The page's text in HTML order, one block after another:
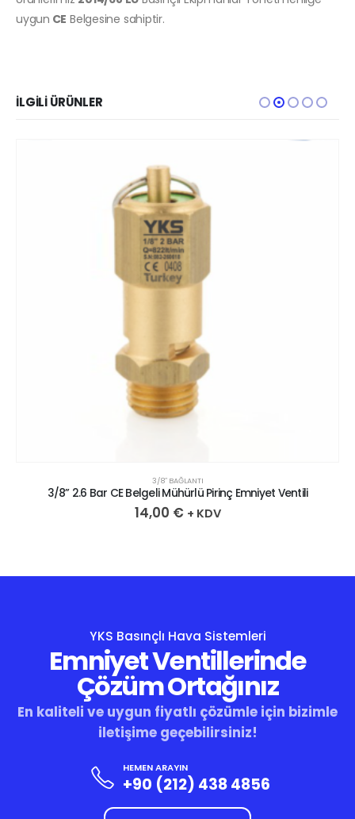
uygun CE Belgesine sahiptir.
İLGILI ÜRÜNLER
3/8″ BAĞLANTI
3/8” 2.6 Bar CE Belgeli Mühürlü Pirinç Emniyet Ventili
14,00 € + KDV
YKS Basınçlı Hava Sistemleri
Emniyet Ventillerinde
Çözüm Ortağınız
En kaliteli ve uygun fiyatlı çözümle için bizimle
iletişime geçebilirsiniz!
HEMEN ARAYIN
+90 (212) 438 4856